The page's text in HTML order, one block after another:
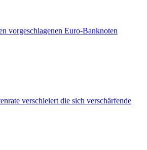
vorgeschlagenen Euro-Banknoten
verschleiert die sich verschärfende